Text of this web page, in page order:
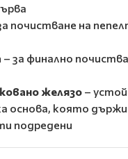
почистване на
– за финално
желязо –
основа, която държи
подредени